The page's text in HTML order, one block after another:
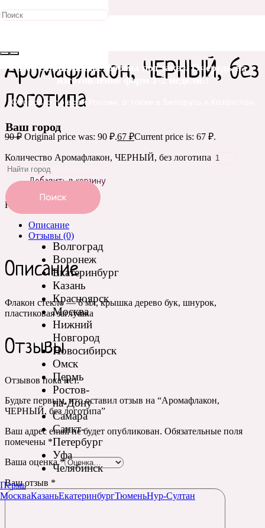
Все силиконовые формы под заказ. Очередь на
изготовление форм 1-2 недели!!
Отправка по всей России, а также в Беларусь и Казахстан
Ваш город
Поиск
Волгоград
Воронеж
Екатеринбург
Казань
Красноярск
Москва
Нижний
Новгород
Новосибирск
Омск
Пермь
Ростов-
на-Дону
Самара
Санкт-
Петербург
Уфа
Челябинск
Пермь
МоскваКазаньЕкатеринбургТюменьНур-Султан
Распродажа!
Аромафлакон, ЧЕРНЫЙ, без
логотипа
90₽ Original price was: 90 ₽.67 ₽Current price is: 67 ₽.
Количество Аромафлакон, ЧЕРНЫЙ, без логотипа
Добавить в корзину
Категория:
Описание
Отзывы (0)
Описание
Флакон стекло — 6 мл, крышка дерево бук, шнурок,
пластиковая заглушка
Отзывы
Отзывов пока нет.
Будьте первым, кто оставил отзыв на “Аромафлакон,
ЧЕРНЫЙ, без логотипа”
Ваш адрес email не будет опубликован. Обязательные поля
помечены *
Ваша оценка*
Ваш отзыв *